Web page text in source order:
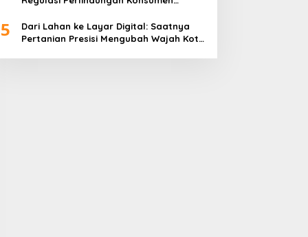
5
Dari Lahan ke Layar Digital: Saatnya
Pertanian Presisi Mengubah Wajah Kota